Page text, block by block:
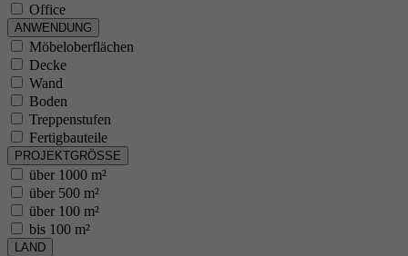
Office
ANWENDUNG
Möbeloberflächen
Decke
Wand
Boden
Treppenstufen
Fertigbauteile
PROJEKTGRÖSSE
über 1000 m²
über 500 m²
über 100 m²
bis 100 m²
LAND